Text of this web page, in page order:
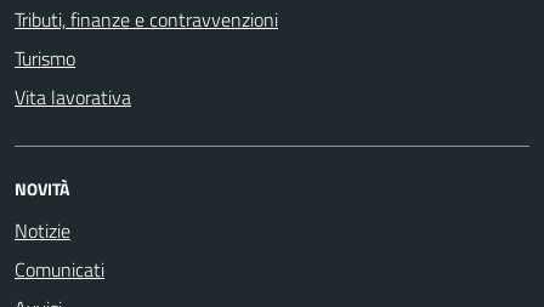
Tributi, finanze e contravvenzioni
Turismo
Vita lavorativa
NOVITÀ
Notizie
Comunicati